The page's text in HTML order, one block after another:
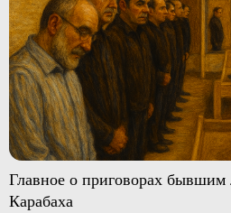
Главное о приговорах бывшим
Карабаха